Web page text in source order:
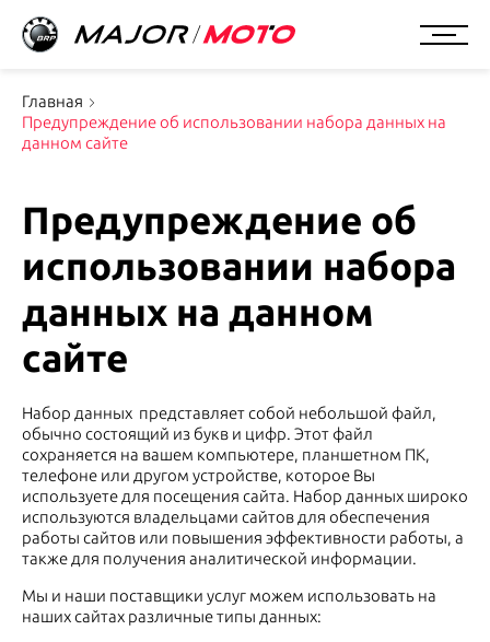
Главная
Предупреждение об использовании набора данных на
данном сайте
Предупреждение об
использовании набора
данных на данном
сайте
Набор данных представляет собой небольшой файл,
обычно состоящий из букв и цифр. Этот файл
сохраняется на вашем компьютере, планшетном ПК,
телефоне или другом устройстве, которое Вы
используете для посещения сайта. Набор данных широко
используются владельцами сайтов для обеспечения
работы сайтов или повышения эффективности работы, а
также для получения аналитической информации.
Мы и наши поставщики услуг можем использовать на
наших сайтах различные типы данных: